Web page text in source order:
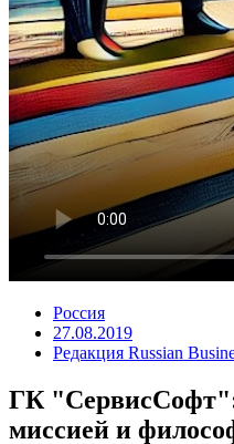
Россия
27.08.2019
Редакция Russian
ГК "СервисСофт":
миссией и